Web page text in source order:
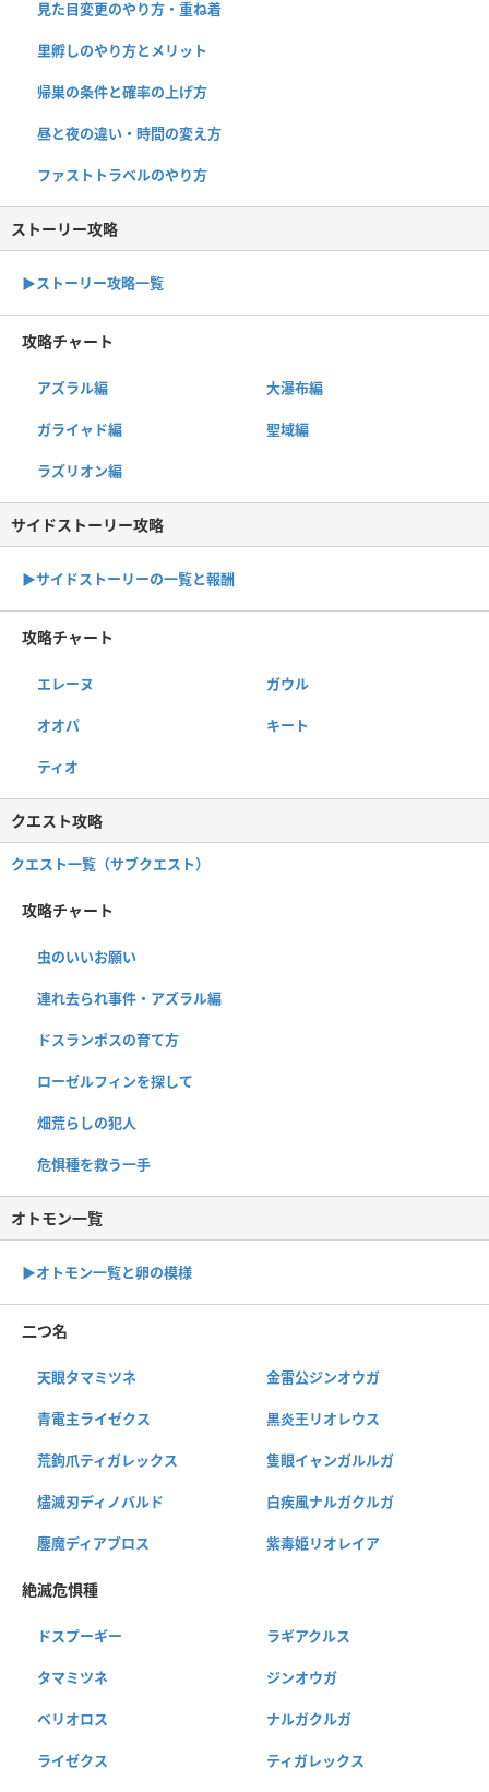
見た目変更のやり方・重ね着
里孵しのやり方とメリット
帰巣の条件と確率の上げ方
昼と夜の違い・時間の変え方
ファストトラベルのやり方
ストーリー攻略
▶︎ストーリー攻略一覧
攻略チャート
アズラル編 大瀑布編
ガライャド編 聖域編
ラズリオン編
サイドストーリー攻略
▶サイドストーリーの一覧と報酬
攻略チャート
エレーヌ ガウル
オオパ キート
ティオ
クエスト攻略
クエスト一覧（サブクエスト）
攻略チャート
虫のいいお願い
連れ去られ事件・アズラル編
ドスランポスの育て方
ローゼルフィンを探して
畑荒らしの犯人
危惧種を救う一手
オトモン一覧
▶︎オトモン一覧と卵の模様
二つ名
天眼タマミツネ 金雷公ジンオウガ
青電主ライゼクス 黒炎王リオレウス
荒鉤爪ティガレックス 隻眼イャンガルルガ
燼滅刃ディノバルド 白疾風ナルガクルガ
鏖魔ディアブロス 紫毒姫リオレイア
絶滅危惧種
ドスプーギー ラギアクルス
タマミツネ ジンオウガ
ベリオロス ナルガクルガ
ライゼクス ティガレックス